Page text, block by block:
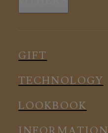
ルームウェア
アクセサリー
ルームウェア
アクセサリー
GIFT
TECHNOLOGY
LOOKBOOK